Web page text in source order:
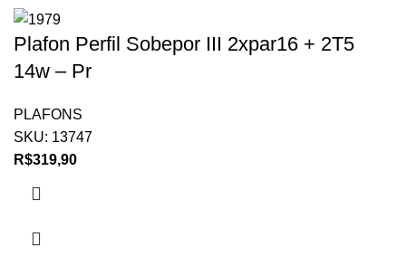
Plafon Perfil Sobepor III 2xpar16 + 2T5
14w – Pr
PLAFONS
SKU: 13747
R$319,90